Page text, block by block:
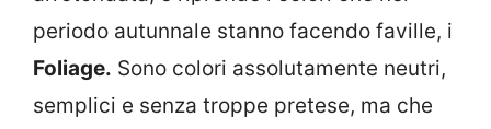
periodo autunnale stanno facendo faville, i
Foliage. Sono colori assolutamente neutri,
semplici e senza troppe pretese, ma che